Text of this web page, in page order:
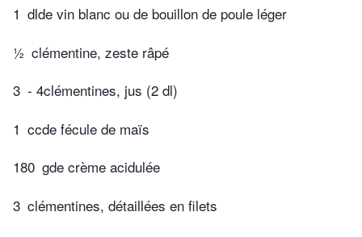
1 dlde vin blanc ou de bouillon de poule léger
½ clémentine, zeste râpé
3 - 4clémentines, jus (2 dl)
1 ccde fécule de maïs
180 gde crème acidulée
3 clémentines, détaillées en filets